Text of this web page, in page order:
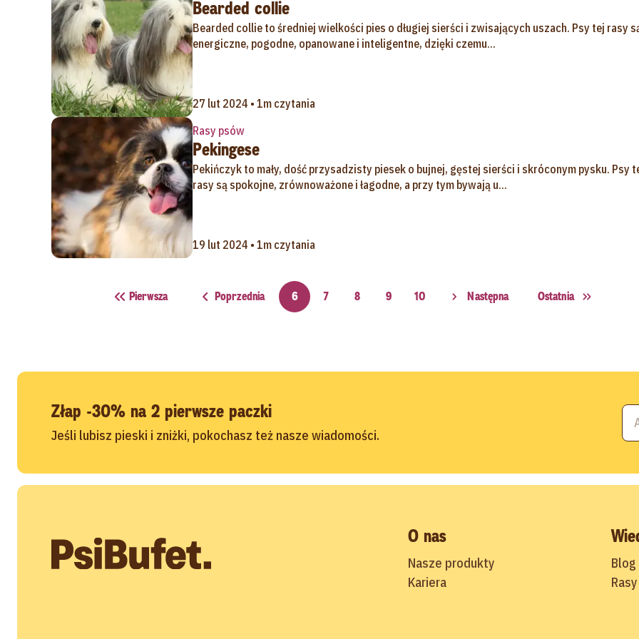
Bearded collie
Bearded collie to średniej wielkości pies o długiej sierści i zwisających uszach. Psy tej rasy
energiczne, pogodne, opanowane i inteligentne, dzięki czemu...
27 lut 2024 • 1m czytania
Rasy psów
Pekingese
Pekińczyk to mały, dość przysadzisty piesek o bujnej, gęstej sierści i skróconym pysku. Psy
rasy są spokojne, zrównoważone i łagodne, a przy tym bywają u...
19 lut 2024 • 1m czytania
Pierwsza Poprzednia 6 7 8 9 10 Następna Ostatnia
Złap -30% na 2 pierwsze paczki
Jeśli lubisz pieski i zniżki, pokochasz też nasze wiadomości.
O nas
Nasze produkty
Kariera
Blog